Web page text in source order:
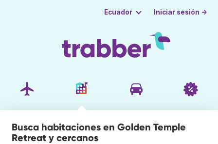
Ecuador Iniciar sesión →
Busca habitaciones en Golden Temple
Retreat y cercanos